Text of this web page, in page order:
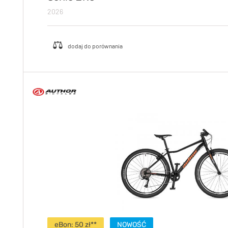
2026
eBon: 50 zł** NOWOŚĆ